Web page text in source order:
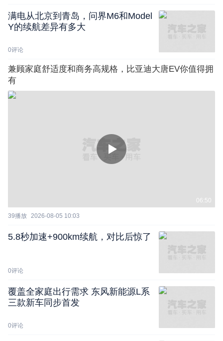
满电从北京到青岛，问界M6和Model
Y的续航差异有多大
0评论
兼顾家庭舒适度和商务高规格，比亚迪大唐EV你值得拥
有
06:50
39播放 2026-08-05 10:03
5.8秒加速+900km续航，对比后惊了
0评论
覆盖全家庭出行需求 东风新能源L系
三款新车同步首发
0评论